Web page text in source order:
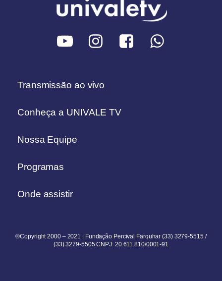
Transmissão ao vivo
Conheça a UNIVALE TV
Nossa Equipe
Programas
Onde assistir
®Copyright 2000 – 2021 | Fundação Percival Farquhar (33) 3279-5515 /
(33) 3279-5505 CNPJ: 20.611.810/0001-91